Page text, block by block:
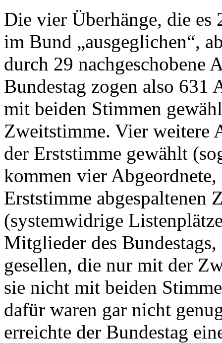
Die vier Überhänge, die es
im Bund „ausgeglichen“,
durch 29 nachgeschobene
Bundestag zogen also 631
mit beiden Stimmen
Zweitstimme. Vier weitere
der Erststimme ge­wählt
kommen vier
Erststimme abgespaltenen
(systemwidrige
Mitglieder des
gesellen, die nur mit der
sie nicht mit beiden
dafür waren gar nicht
erreichte der Bundestag